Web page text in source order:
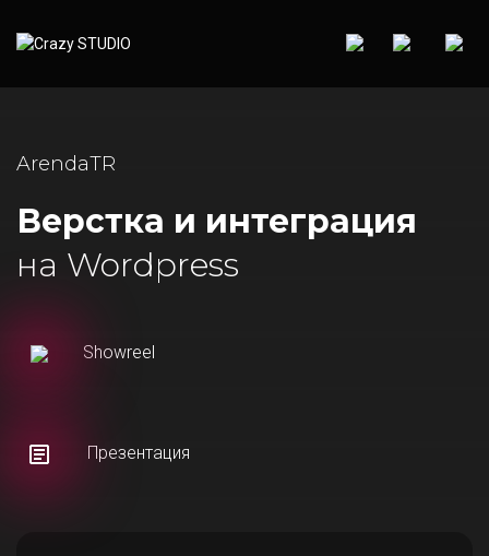
ArendaTR
Верстка и интеграция
на Wordpress
Showreel
Презентация